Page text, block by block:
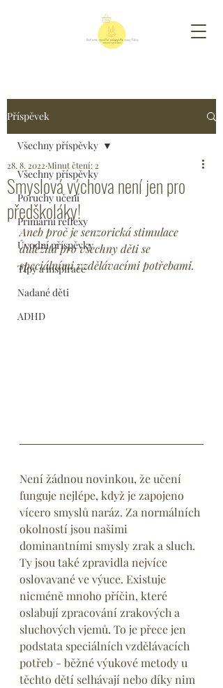
Příspěvek
Všechny příspěvky
Poruchy učení
Primární reflexy
Úvodní příspěvky
Tipy a inspirace
Nadané děti
ADHD
Všechny příspěvky
Smyslová výchova není jen pro
předškoláky!
28. 8. 2022 Minut čtení: 2
Aneb proč je senzorická stimulace
důležitá pro všechny děti se
speciálními vzdělávacími potřebami.
Není žádnou novinkou, že učení
funguje nejlépe, když je zapojeno
vícero smyslů naráz. Za normálních
okolností jsou našimi
dominantními smysly zrak a sluch.
Ty jsou také zpravidla nejvíce
oslovavané ve výuce. Existuje
nicméně mnoho příčin, které
oslabují zpracování zrakových a
sluchových vjemů. To je přece jen
podstata speciálních vzdělávacích
potřeb - běžné výukové metody u
těchto dětí selhávají nebo díky nim